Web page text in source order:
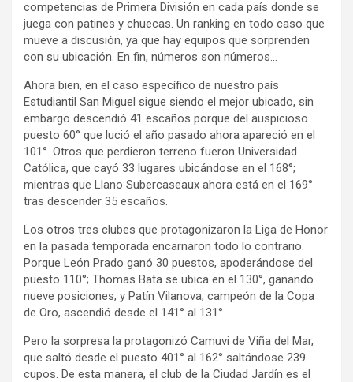
competencias de Primera División en cada país donde se
juega con patines y chuecas. Un ranking en todo caso que
mueve a discusión, ya que hay equipos que sorprenden
con su ubicación. En fin, números son números…
Ahora bien, en el caso específico de nuestro país
Estudiantil San Miguel sigue siendo el mejor ubicado, sin
embargo descendió 41 escaños porque del auspicioso
puesto 60° que lució el año pasado ahora apareció en el
101°. Otros que perdieron terreno fueron Universidad
Católica, que cayó 33 lugares ubicándose en el 168°;
mientras que Llano Subercaseaux ahora está en el 169°
tras descender 35 escaños.
Los otros tres clubes que protagonizaron la Liga de Honor
en la pasada temporada encarnaron todo lo contrario.
Porque León Prado ganó 30 puestos, apoderándose del
puesto 110°; Thomas Bata se ubica en el 130°, ganando
nueve posiciones; y Patín Vilanova, campeón de la Copa
de Oro, ascendió desde el 141° al 131°.
Pero la sorpresa la protagonizó Camuvi de Viña del Mar,
que saltó desde el puesto 401° al 162° saltándose 239
cupos. De esta manera, el club de la Ciudad Jardín es el